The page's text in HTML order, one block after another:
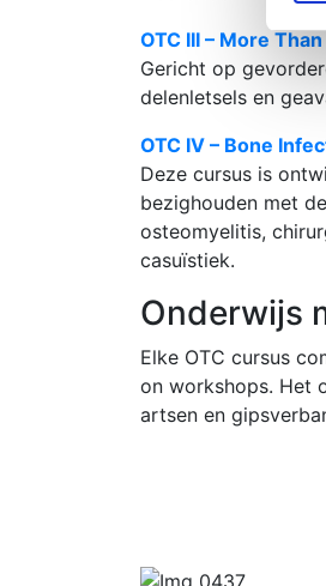
OTC III – More
Gericht op
delenletsels en
OTC IV – Bone
Deze cursus is
bezighouden met
osteomyelitis,
casuïstiek.
Onderwijs
Elke OTC cursus
on workshops. Het
artsen en